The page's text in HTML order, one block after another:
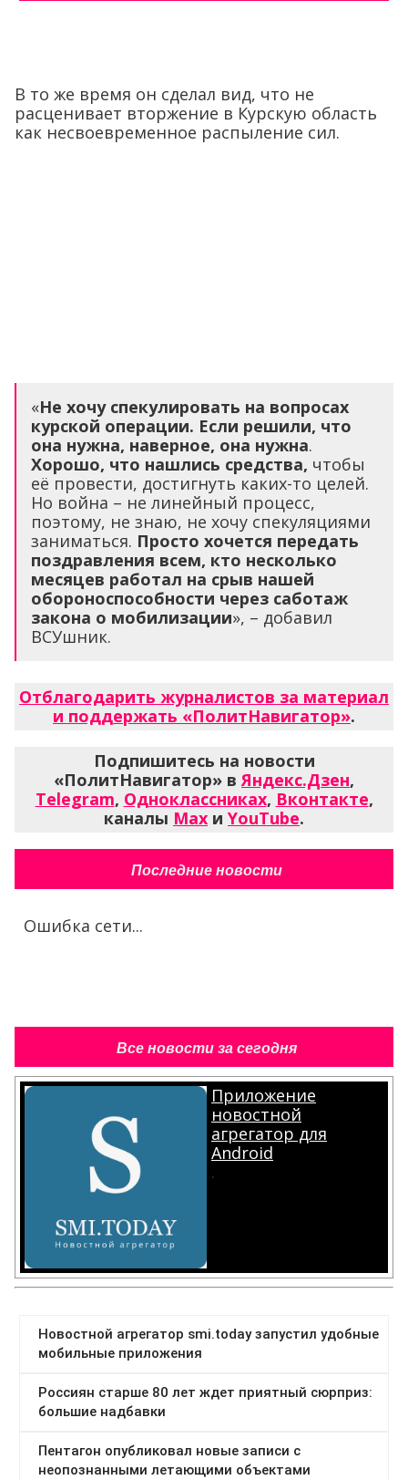
В то же время он сделал вид, что не
расценивает вторжение в Курскую область
как несвоевременное распыление сил.
«Не хочу спекулировать на вопросах
курской операции. Если решили, что
она нужна, наверное, она нужна.
Хорошо, что нашлись средства, чтобы
её провести, достигнуть каких-то целей.
Но война – не линейный процесс,
поэтому, не знаю, не хочу спекуляциями
заниматься. Просто хочется передать
поздравления всем, кто несколько
месяцев работал на срыв нашей
обороноспособности через саботаж
закона о мобилизации», – добавил
ВСУшник.
Отблагодарить журналистов за материал
и поддержать «ПолитНавигатор».
Подпишитесь на новости
«ПолитНавигатор» вЯндекс.Дзен,
Telegram, Одноклассниках, Вконтакте,
каналы Max и YouTube.
Последние новости
Ошибка сети...
Все новости за сегодня
Приложение
новостной
агрегатор для
Android
.